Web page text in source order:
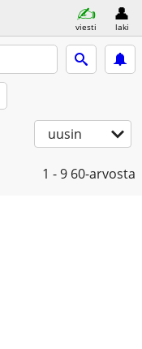
viesti laki
uusin
1 - 9 60-arvosta